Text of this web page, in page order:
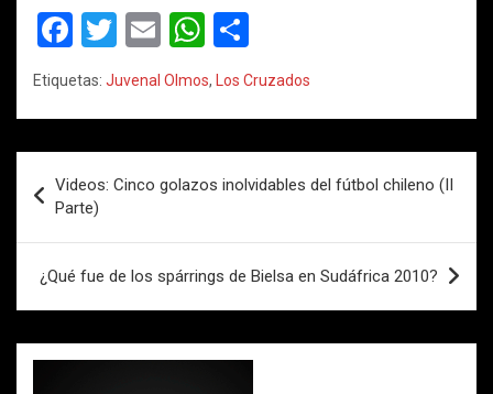
F
a
ce
o
o
k
T
tt
E
m
ail
W
h
at
A
p
o
m
ar
Etiquetas: Juvenal Olmos, Los Cruzados
de
entradas
Videos: Cinco golazos inolvidables del fútbol chileno (II
Parte)
¿Qué fue de los spárrings de Bielsa en Sudáfrica 2010?